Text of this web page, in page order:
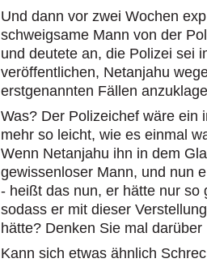
Und dann vor zwei Wochen
schweigsame Mann von der
und deutete an, die Polizei sei
veröffentlichen, Netanjahu
erstgenannten Fällen
Was? Der Polizeichef wäre ein
mehr so leicht, wie es einmal
Wenn Netanjahu ihn in dem
gewissenloser Mann, und nun
- heißt das nun, er hätte nur so
sodass er mit dieser
hätte? Denken Sie mal
Kann sich etwas ähnlich